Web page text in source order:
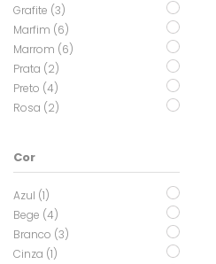
Grafite (3)
Marfim (6)
Marrom (6)
Prata (2)
Preto (4)
Rosa (2)
Cor
Azul (1)
Bege (4)
Branco (3)
Cinza (1)